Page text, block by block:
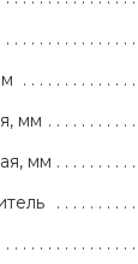
мм
мм